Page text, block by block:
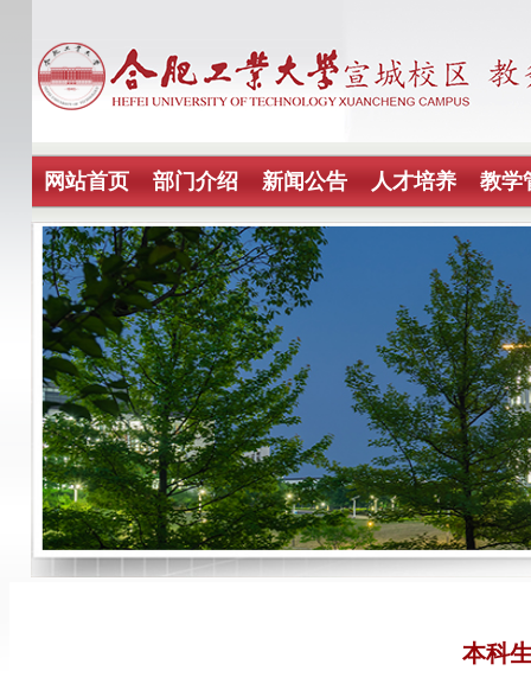
网站首页 部门介绍 新闻公告 人才培养 教学
本科